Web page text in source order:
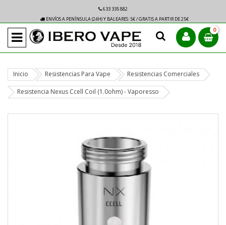
633 335 882
ENVÍOS A PENÍNSULA (24H) Y BALEARES: 5€ / GRATIS A PARTIR DE 25€
0
Inicio Resistencias Para Vape Resistencias Comerciales
Resistencia Nexus Ccell Coil (1.0ohm) - Vaporesso